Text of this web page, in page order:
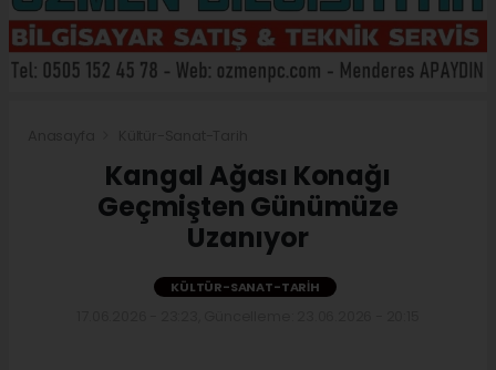
Kangal Ağası Konağı
Geçmişten Günümüze
Uzanıyor
KÜLTÜR-SANAT-TARIH